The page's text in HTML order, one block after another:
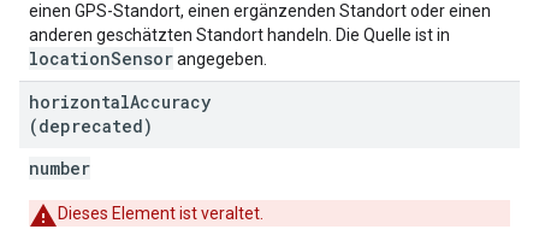
einen GPS-Standort, einen ergänzenden Standort oder einen
anderen geschätzten Standort handeln. Die Quelle ist in
locationSensorangegeben.
horizontalAccuracy
(deprecated)
number
Dieses Element ist veraltet.